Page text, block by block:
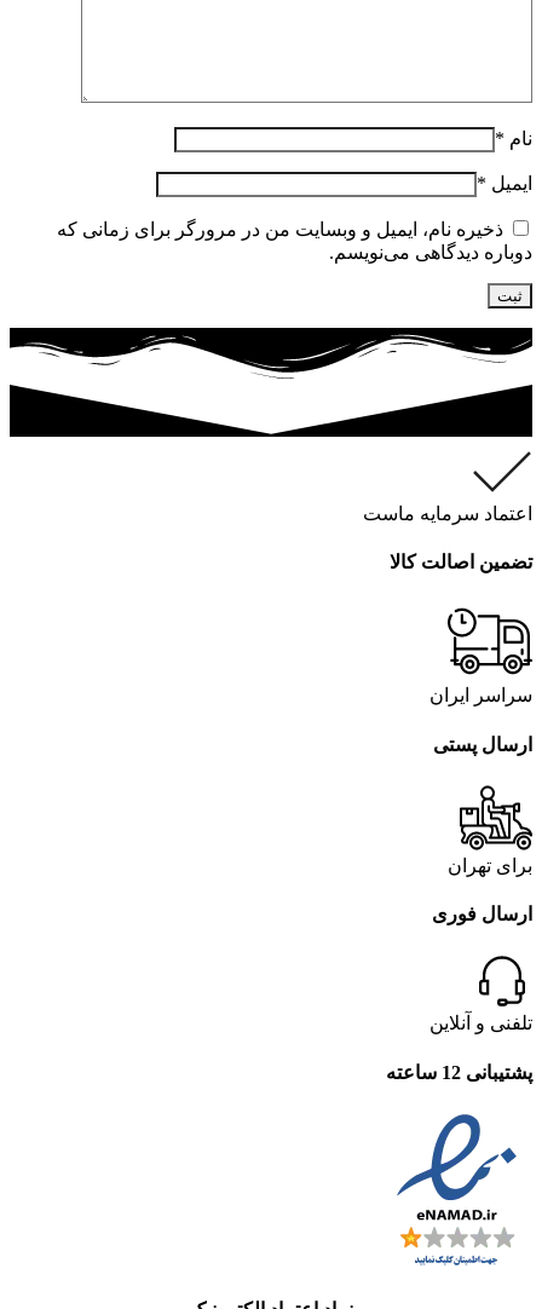
نام *
ایمیل *
ذخیره نام، ایمیل و وبسایت من در مرورگر برای زمانی که
دوباره دیدگاهی می‌نویسم.
اعتماد سرمایه ماست
تضمین اصالت کالا
سراسر ایران
ارسال پستی
برای تهران
ارسال فوری
تلفنی و آنلاین
پشتیبانی 12 ساعته